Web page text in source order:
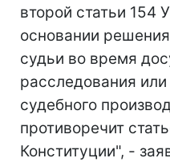
второй статьи 154
основании
судьи во время
расследования
судебного
противоречит
Конституции", -